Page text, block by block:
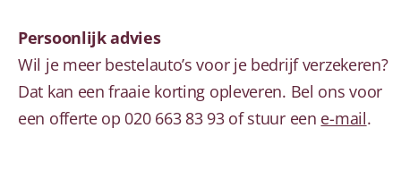
Persoonlijk advies
Wil je meer bestelauto’s voor je bedrijf verzekeren?
Dat kan een fraaie korting opleveren. Bel ons voor
een offerte op 020 663 83 93 of stuur een e-mail.